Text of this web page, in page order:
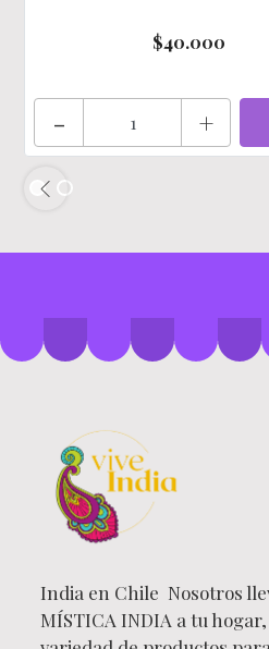
$40.000
- +
India en Chile Nosotros
MÍSTICA INDIA a tu